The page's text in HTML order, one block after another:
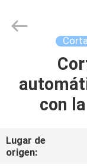
VÍDEOS
Printyoung
International
con
Lugar de
origen: